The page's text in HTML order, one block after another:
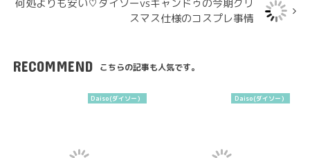
スマス仕様のコスプレ事情
RECOMMEND こちらの記事も人気です。
Daiso(ダイソー） Daiso(ダイソー）